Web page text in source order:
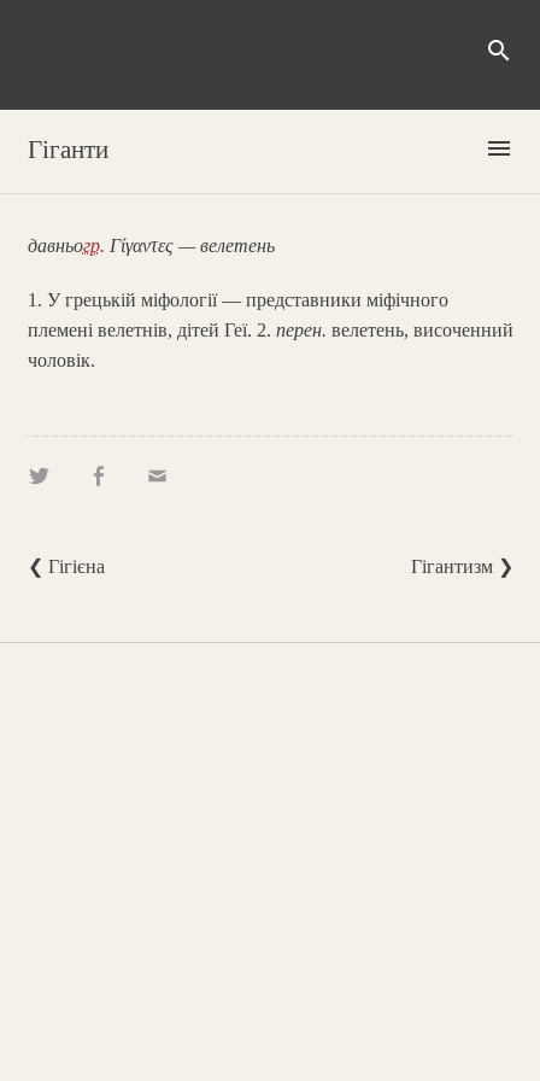
search
Гіганти menu
давньогр. Γίγαντες — велетень
1. У грецькій міфології — представники міфічного
племені велетнів, дітей Геї. 2. перен. велетень, височенний
чоловік.
❮ Гігієна Гігантизм ❯